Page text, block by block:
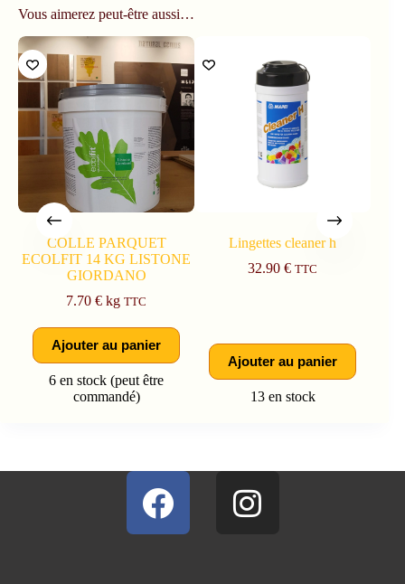
Vous aimerez peut-être aussi…
COLLE PARQUET
ECOLFIT 14 KG LISTONE
GIORDANO
7.70€ kgTTC
Ajouter au panier
6 en stock (peut être
commandé)
Lingettes cleaner h
32.90€ TTC
Ajouter au panier
13 en stock